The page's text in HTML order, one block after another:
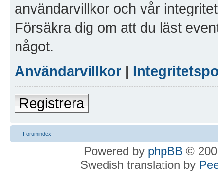
användarvillkor och vår
Försäkra dig om att du läst
något.
Användarvillkor |
Registrera
Forumindex
Powered by phpBB ©
Swedish translation by